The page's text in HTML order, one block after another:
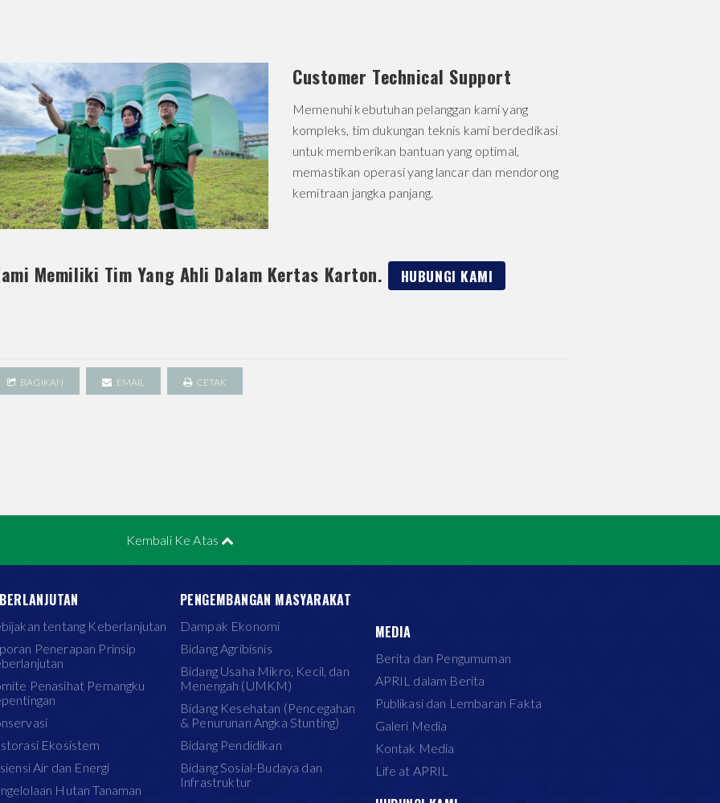
Customer Technical Support
Memenuhi kebutuhan pelanggan kami yang
kompleks, tim dukungan teknis kami berdedikasi
untuk memberikan bantuan yang optimal,
memastikan operasi yang lancar dan mendorong
kemitraan jangka panjang.
Memiliki Tim Yang Ahli Dalam Kertas Karton. HUBUNGI KAMI
BAGIKAN EMAIL CETAK
Kembali Ke Atas
tentang Keberlanjutan
Penerapan Prinsip
Penasihat Pemangku
Ekosistem
Air dan Energi
Hutan Tanaman
PENGEMBANGAN MASYARAKAT
Dampak Ekonomi
Bidang Agribisnis
Bidang Usaha Mikro, Kecil, dan
Menengah (UMKM)
Bidang Kesehatan (Pencegahan
& Penurunan Angka Stunting)
Bidang Pendidikan
Bidang Sosial-Budaya dan
Infrastruktur
MEDIA
Berita dan Pengumuman
APRIL dalam Berita
Publikasi dan Lembaran Fakta
Galeri Media
Kontak Media
Life at APRIL